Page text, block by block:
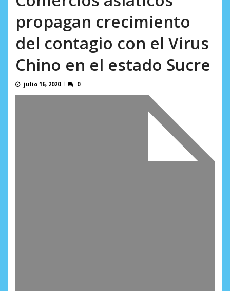
propagan crecimiento
del contagio con el Virus
Chino en el estado Sucre
julio 16, 2020 0